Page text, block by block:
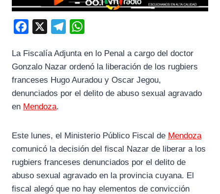
c
e
b
l
e
g
a
t
s
La Fiscalía Adjunta en lo Penal a cargo del doctor
Gonzalo Nazar ordenó la liberación de los rugbiers
franceses Hugo Auradou y Oscar Jegou,
denunciados por el delito de abuso sexual agravado
en Mendoza.
Este lunes, el Ministerio Público Fiscal de Mendoza
comunicó la decisión del fiscal Nazar de liberar a los
rugbiers franceses denunciados por el delito de
abuso sexual agravado en la provincia cuyana. El
fiscal alegó que no hay elementos de convicción